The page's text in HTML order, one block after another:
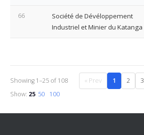
66
Société de Dévéloppement
Industriel et Minier du Katanga
Showing 1–25 of 108 « Prev 1 2 3
Show: 25 50 100